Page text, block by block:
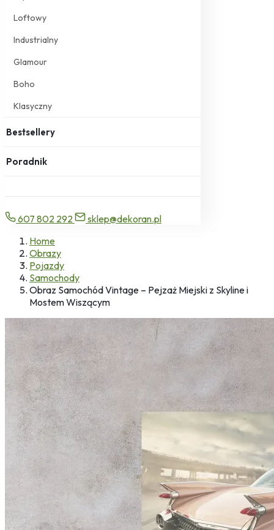
Loftowy
Industrialny
Glamour
Boho
Klasyczny
Bestsellery
Poradnik
607 802 292
sklep@dekoran.pl
Home
Obrazy
Pojazdy
Samochody
Obraz Samochód Vintage – Pejzaż Miejski z Skyline i
Mostem Wiszącym